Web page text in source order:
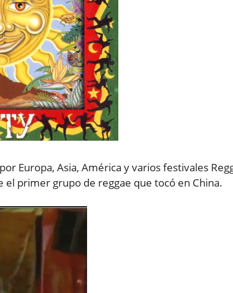
Europa, Asia, América y varios festivales
el primer grupo de reggae que tocó en China.